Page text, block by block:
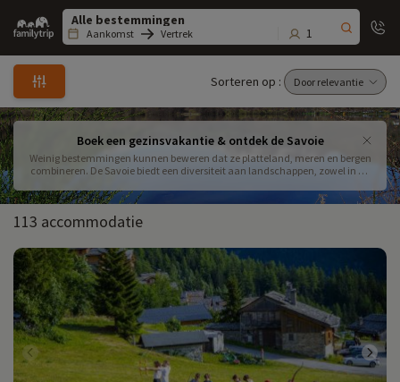
Family
trip
Aankomst Vertrek 1
Sorteren op :
Boek een gezinsvakantie & ontdek de Savoie
Weinig bestemmingen kunnen beweren dat ze platteland, meren en bergen
combineren. De Savoie biedt een diversiteit aan landschappen, zowel in de
om je deze ideale bestemming voor een gezinsvakantie in de Alpen te laten
ontdekken!
113 accommodatie